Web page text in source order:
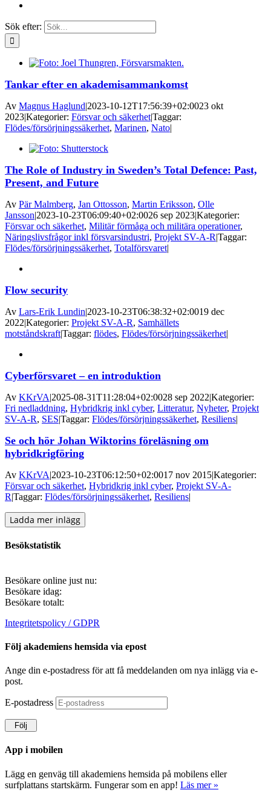
Sök efter:
Tankar efter en akademisammankomst
Av Magnus Haglund|2023-10-12T17:56:39+02:0023 okt
2023|Kategorier: Försvar och säkerhet|Taggar:
Flödes/försörjningssäkerhet, Marinen, Nato|
The Role of Industry in Sweden’s Total Defence: Past,
Present, and Future
Av Pär Malmberg, Jan Ottosson, Martin Eriksson, Olle
Jansson|2023-10-23T06:09:40+02:0026 sep 2023|Kategorier:
Försvar och säkerhet, Militär förmåga och militära operationer,
Näringslivsfrågor inkl försvarsindustri, Projekt SV-A-R|Taggar:
Flödes/försörjningssäkerhet, Totalförsvaret|
Flow security
Av Lars-Erik Lundin|2023-10-23T06:38:32+02:0019 dec
2022|Kategorier: Projekt SV-A-R, Samhällets
motståndskraft|Taggar: flödes, Flödes/försörjningssäkerhet|
Cyberförsvaret – en introduktion
Av KKrVA|2025-08-31T11:28:04+02:0028 sep 2022|Kategorier:
Fri nedladdning, Hybridkrig inkl cyber, Litteratur, Nyheter, Projekt
SV-A-R, SES|Taggar: Flödes/försörjningssäkerhet, Resiliens|
Se och hör Johan Wiktorins föreläsning om
hybridkrigföring
Av KKrVA|2023-10-23T06:12:50+02:0017 nov 2015|Kategorier:
Försvar och säkerhet, Hybridkrig inkl cyber, Projekt SV-A-
R|Taggar: Flödes/försörjningssäkerhet, Resiliens|
Ladda mer inlägg
Besökstatistik
Besökare online just nu:
Besökare idag:
Besökare totalt:
Integritetspolicy / GDPR
Följ akademiens hemsida via epost
Ange din e-postadress för att få meddelanden om nya inlägg via e-
post.
E-postadress
Följ
App i mobilen
Lägg en genväg till akademiens hemsida på mobilens eller
surfplattans startskärm. Fungerar som en app! Läs mer »